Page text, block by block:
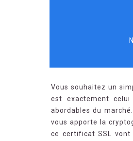
Vous souhaitez un
est exactement
abordables du
vous apporte la
ce certificat SSL vont